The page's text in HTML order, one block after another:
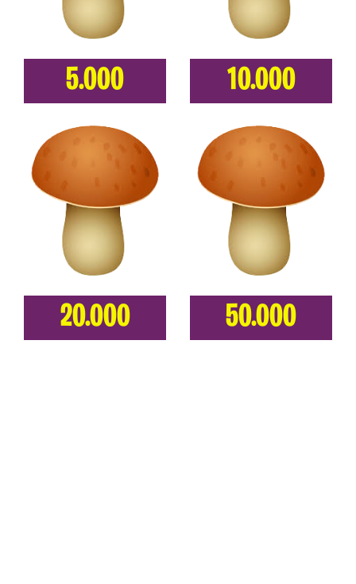
5.000 10.000
20.000 50.000